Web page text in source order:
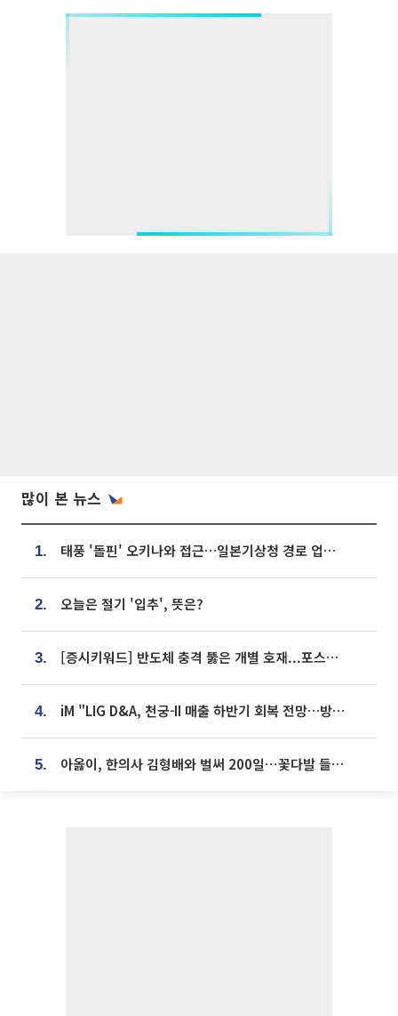
많이 본 뉴스
1. 태풍 '돌핀' 오키나와 접근…일본기상청 경로 업데이트
2. 오늘은 절기 '입추', 뜻은?
3. [증시키워드] 반도체 충격 뚫은 개별 호재...포스코퓨처엠·에코프로·한화솔루션 '눈길'
4. iM "LIG D&A, 천궁-II 매출 하반기 회복 전망…방산 톱픽 유지"
5. 아옳이, 한의사 김형배와 벌써 200일⋯꽃다발 들고 "프러포즈 아냐"